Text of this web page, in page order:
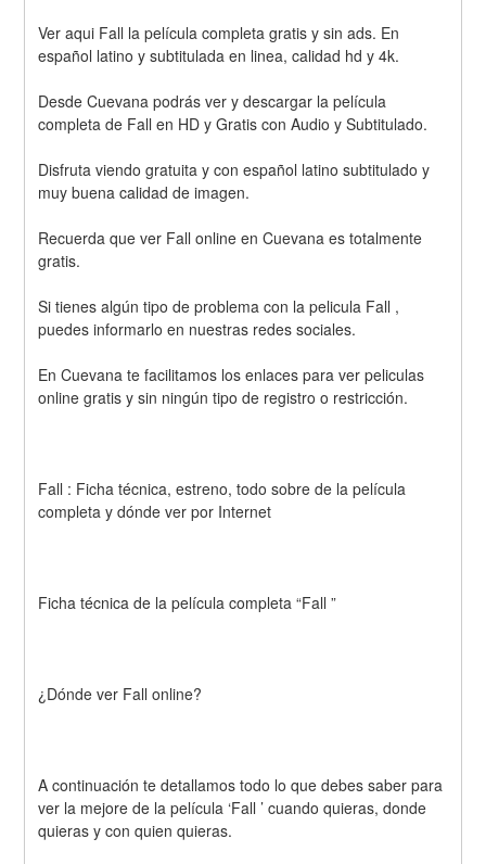
Ver aqui Fall la película completa gratis y sin ads. En
español latino y subtitulada en linea, calidad hd y 4k.
Desde Cuevana podrás ver y descargar la película
completa de Fall en HD y Gratis con Audio y Subtitulado.
Disfruta viendo gratuita y con español latino subtitulado y
muy buena calidad de imagen.
Recuerda que ver Fall online en Cuevana es totalmente
gratis.
Si tienes algún tipo de problema con la pelicula Fall ,
puedes informarlo en nuestras redes sociales.
En Cuevana te facilitamos los enlaces para ver peliculas
online gratis y sin ningún tipo de registro o restricción.
Fall : Ficha técnica, estreno, todo sobre de la película
completa y dónde ver por Internet
Ficha técnica de la película completa “Fall ”
¿Dónde ver Fall online?
A continuación te detallamos todo lo que debes saber para
ver la mejore de la película ‘Fall ’ cuando quieras, donde
quieras y con quien quieras.